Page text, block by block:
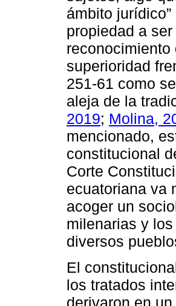
ámbito
propiedad a
superioridad
251-61 como
aleja de la
2019; Molina,
mencionado,
constitucional
Corte
ecuatoriana va
acoger un
milenarias y
diversos
El
los tratados
derivaron en